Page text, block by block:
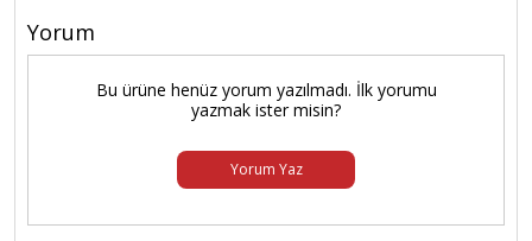
Yorum
Bu ürüne henüz yorum yazılmadı. İlk yorumu
yazmak ister misin?
Yorum Yaz